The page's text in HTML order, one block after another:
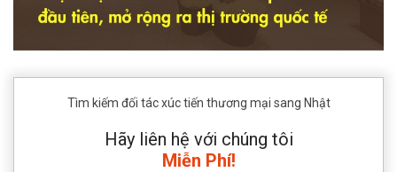
Tìm kiếm đối tác xúc tiến thương mại sang Nhật
Hãy liên hệ với chúng tôi
Miễn Phí!